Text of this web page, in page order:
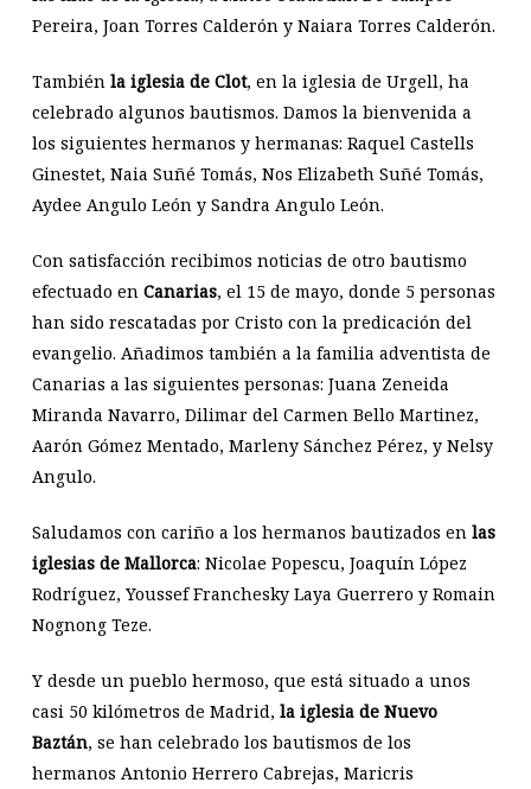
Pereira, Joan Torres Calderón y Naiara Torres Calderón.
También la iglesia de Clot, en la iglesia de Urgell, ha
celebrado algunos bautismos. Damos la bienvenida a
los siguientes hermanos y hermanas: Raquel Castells
Ginestet, Naia Suñé Tomás, Nos Elizabeth Suñé Tomás,
Aydee Angulo León y Sandra Angulo León.
Con satisfacción recibimos noticias de otro bautismo
efectuado en Canarias, el 15 de mayo, donde 5 personas
han sido rescatadas por Cristo con la predicación del
evangelio. Añadimos también a la familia adventista de
Canarias a las siguientes personas: Juana Zeneida
Miranda Navarro, Dilimar del Carmen Bello Martinez,
Aarón Gómez Mentado, Marleny Sánchez Pérez, y Nelsy
Angulo.
Saludamos con cariño a los hermanos bautizados en las
iglesias de Mallorca: Nicolae Popescu, Joaquín López
Rodríguez, Youssef Franchesky Laya Guerrero y Romain
Nognong Teze.
Y desde un pueblo hermoso, que está situado a unos
casi 50 kilómetros de Madrid, la iglesia de Nuevo
Baztán, se han celebrado los bautismos de los
hermanos Antonio Herrero Cabrejas, Maricris